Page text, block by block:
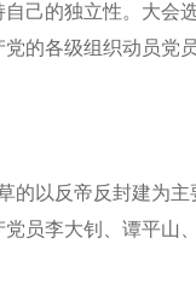
己的独立性。大会
的各级组织动员党
以反帝反封建为主
员李大钊、谭平山